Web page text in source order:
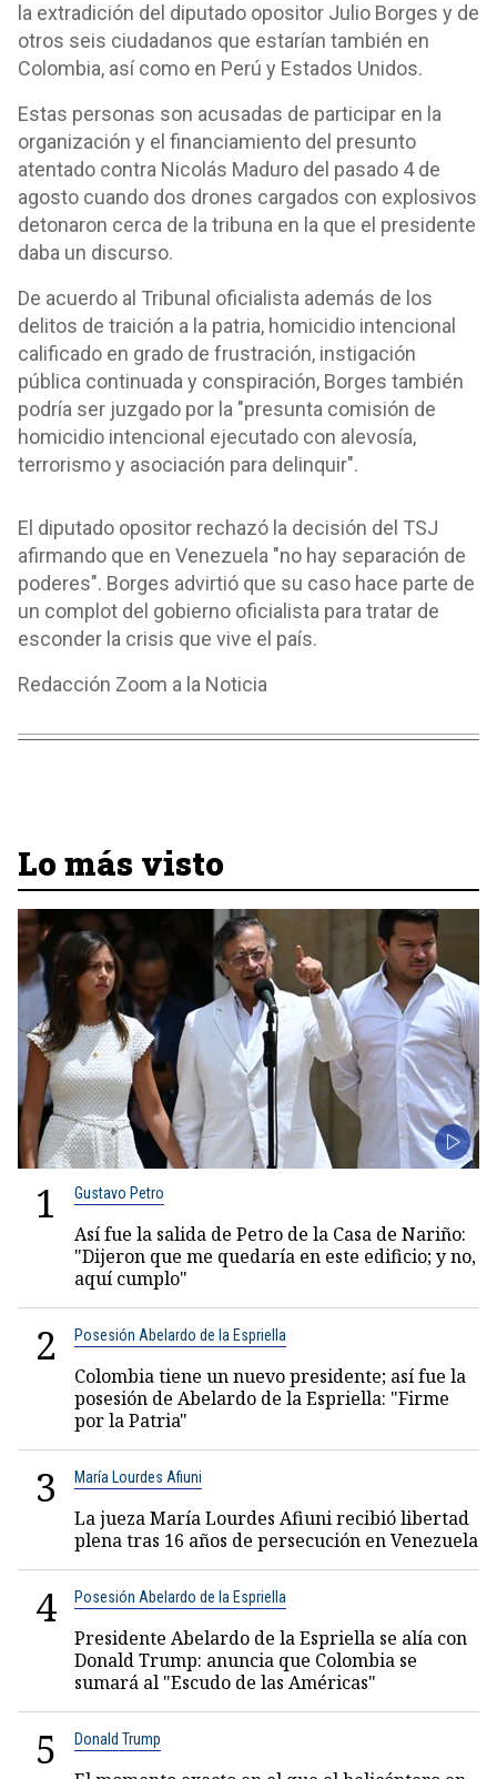
la extradición del diputado opositor Julio Borges y de
otros seis ciudadanos que estarían también en
Colombia, así como en Perú y Estados Unidos.
Estas personas son acusadas de participar en la
organización y el financiamiento del presunto
atentado contra Nicolás Maduro del pasado 4 de
agosto cuando dos drones cargados con explosivos
detonaron cerca de la tribuna en la que el presidente
daba un discurso.
De acuerdo al Tribunal oficialista además de los
delitos de traición a la patria, homicidio intencional
calificado en grado de frustración, instigación
pública continuada y conspiración, Borges también
podría ser juzgado por la "presunta comisión de
homicidio intencional ejecutado con alevosía,
terrorismo y asociación para delinquir".
El diputado opositor rechazó la decisión del TSJ
afirmando que en Venezuela "no hay separación de
poderes". Borges advirtió que su caso hace parte de
un complot del gobierno oficialista para tratar de
esconder la crisis que vive el país.
Redacción Zoom a la Noticia
Lo más visto
1 Gustavo Petro
Así fue la salida de Petro de la Casa de Nariño:
"Dijeron que me quedaría en este edificio; y no,
aquí cumplo"
2 Posesión Abelardo de la Espriella
Colombia tiene un nuevo presidente; así fue la
posesión de Abelardo de la Espriella: "Firme
por la Patria"
3 María Lourdes Afiuni
La jueza María Lourdes Afiuni recibió libertad
plena tras 16 años de persecución en Venezuela
4 Posesión Abelardo de la Espriella
Presidente Abelardo de la Espriella se alía con
Donald Trump: anuncia que Colombia se
sumará al "Escudo de las Américas"
5 Donald Trump